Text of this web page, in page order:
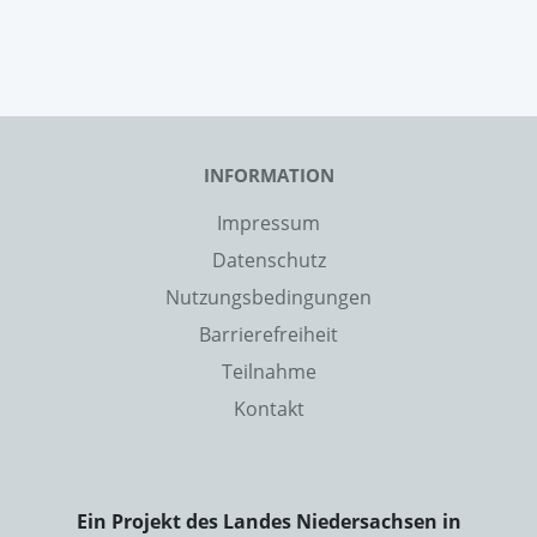
INFORMATION
Impressum
Datenschutz
Nutzungsbedingungen
Barrierefreiheit
Teilnahme
Kontakt
Ein Projekt des Landes Niedersachsen in